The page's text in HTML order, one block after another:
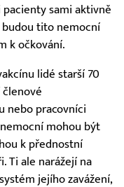
pacienty sami aktivně
budou tito nemocní
k očkování.
lidé starší 70
nebo pracovníci
mohou být
k přednostní
Ti ale narážejí na
jejího zavážení,